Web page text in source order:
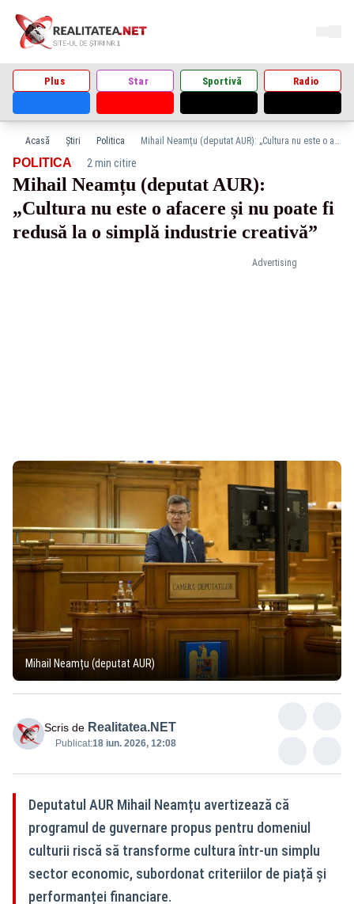
Plus Star Sportivă Radio
Acasă Știri Politica Mihail Neamțu (deputat AUR): „Cultura nu este o afacere și nu poate fi redusă la o simplă industrie creativă”
Advertising
POLITICA· 2 min citire
Mihail Neamțu (deputat AUR):
„Cultura nu este o afacere și nu poate fi
redusă la o simplă industrie creativă”
Mihail Neamțu (deputat AUR)
Scris de Realitatea.NET
Publicat:18 iun. 2026, 12:08
Deputatul AUR Mihail Neamțu avertizează că
programul de guvernare propus pentru domeniul
culturii riscă să transforme cultura într-un simplu
sector economic, subordonat criteriilor de piață și
performanței financiare.